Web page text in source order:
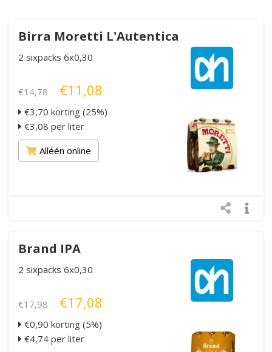
Birra Moretti L'Autentica
2 sixpacks 6x0,30
€14,78 €11,08
€3,70 korting (25%)
€3,08 per liter
Alléén online
Brand IPA
2 sixpacks 6x0,30
€17,98 €17,08
€0,90 korting (5%)
€4,74 per liter